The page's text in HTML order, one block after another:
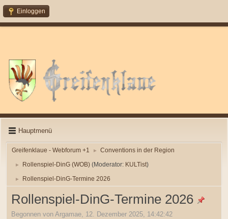
Einloggen
Hauptmenü
Greifenklaue - Webforum +1 ► Conventions in der Region
► Rollenspiel-DinG (WOB) (Moderator: KULTist)
► Rollenspiel-DinG-Termine 2026
Rollenspiel-DinG-Termine 2026
Begonnen von Argamae, 12. Dezember 2025, 14:42:42